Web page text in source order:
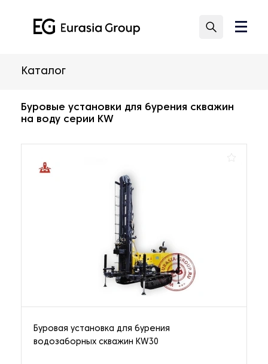
Каталог
Буровые установки для бурения скважин
на воду серии KW
Буровая установка для бурения
водозаборных скважин KW30